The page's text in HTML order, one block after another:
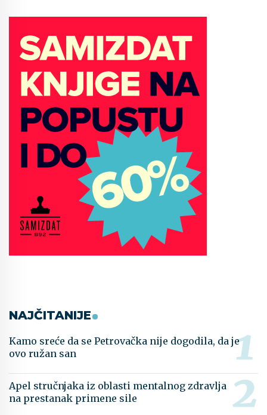
NAJČITANIJE
Kamo sreće da se Petrovačka nije dogodila, da je
ovo ružan san
Apel stručnjaka iz oblasti mentalnog zdravlja
na prestanak primene sile